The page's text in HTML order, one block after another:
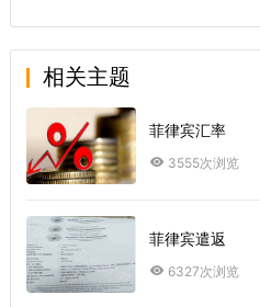
相关主题
菲律宾汇率
3555次浏览
菲律宾遣返
6327次浏览